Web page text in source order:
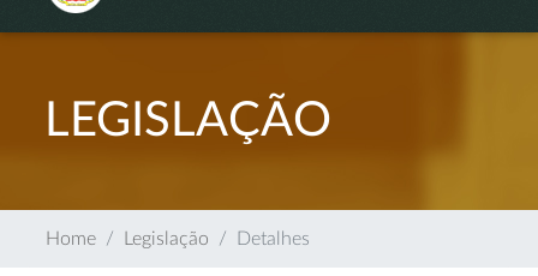
LEGISLAÇÃO
Home Legislação Detalhes